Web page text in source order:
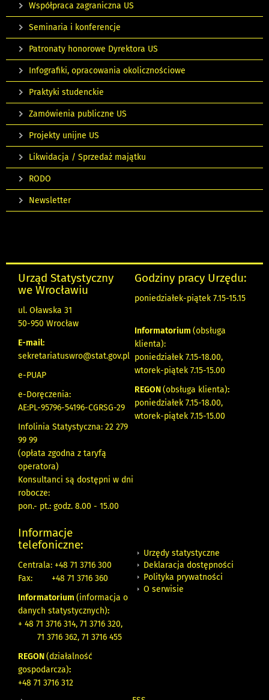
Współpraca zagraniczna US
Seminaria i konferencje
Patronaty honorowe Dyrektora US
Infografiki, opracowania okolicznościowe
Praktyki studenckie
Zamówienia publiczne US
Projekty unijne US
Likwidacja / Sprzedaż majątku
RODO
Newsletter
Urząd Statystyczny
we Wrocławiu
ul. Oławska 31
50-950 Wrocław
E-mail:
sekretariatuswro@stat.gov.pl
e-PUAP
e-Doręczenia:
AE:PL-95796-54196-CGRSG-29
Infolinia Statystyczna: 22 279
99 99
(opłata zgodna z taryfą
operatora)
Konsultanci są dostępni w dni
robocze:
pon.- pt.: godz. 8.00 - 15.00
Godziny pracy Urzędu:
poniedziałek-piątek 7.15-15.15
Informatorium (obsługa
klienta):
poniedziałek 7.15-18.00,
wtorek-piątek 7.15-15.00
REGON(obsługa klienta):
poniedziałek 7.15-18.00,
wtorek-piątek 7.15-15.00
Informacje
telefoniczne:
Centrala: +48 71 3716 300
Fax:
+48 71 3716 360
Informatorium (informacja o
danych statystycznych):
+ 48 71 3716 314, 71 3716 320,
71 3716 362, 71 3716 455
REGON(działalność
gospodarcza):
+48 71 3716 312
Urzędy statystyczne
Deklaracja dostępności
Polityka prywatności
O serwisie